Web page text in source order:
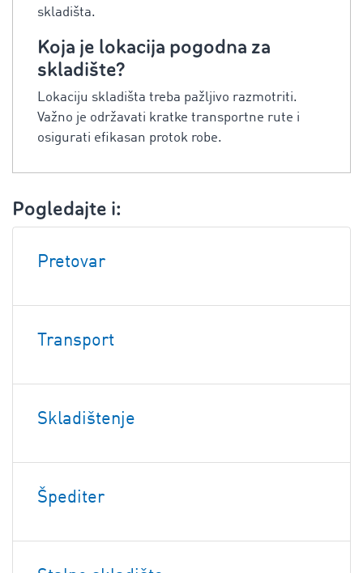
skladišta.
Koja je lokacija pogodna za
skladište?
Lokaciju skladišta treba pažljivo razmotriti.
Važno je održavati kratke transportne rute i
osigurati efikasan protok robe.
Pogledajte i:
Pretovar
Transport
Skladištenje
Špediter